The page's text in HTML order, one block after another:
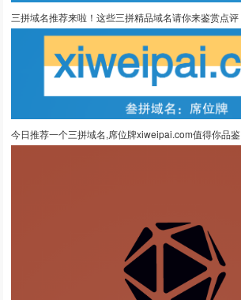
三拼域名推荐来啦！这些三拼精品域名请你来鉴赏点评
今日推荐一个三拼域名,席位牌xiweipai.com值得你品鉴